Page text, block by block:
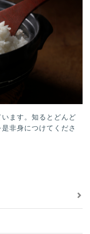
ます。知るとどんど
非身につけてくださ